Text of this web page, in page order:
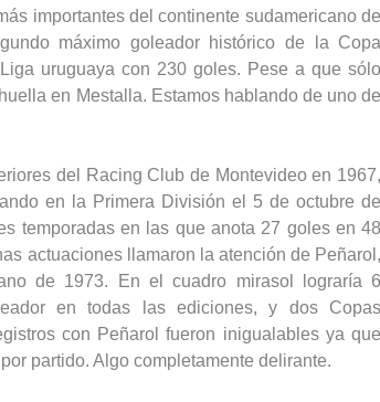
importantes del continente sudamericano de
máximo goleador histórico de la Copa
uruguaya con 230 goles. Pese a que sólo
en Mestalla. Estamos hablando de uno de
del Racing Club de Montevideo en 1967,
en la Primera División el 5 de octubre de
temporadas en las que anota 27 goles en 48
actuaciones llamaron la atención de Peñarol,
de 1973. En el cuadro mirasol lograría 6
en todas las ediciones, y dos Copas
con Peñarol fueron inigualables ya que
partido. Algo completamente delirante.